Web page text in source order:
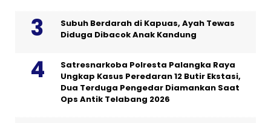
Subuh Berdarah di Kapuas, Ayah Tewas
Diduga Dibacok Anak Kandung
Satresnarkoba Polresta Palangka Raya
Ungkap Kasus Peredaran 12 Butir Ekstasi,
Dua Terduga Pengedar Diamankan Saat
Ops Antik Telabang 2026